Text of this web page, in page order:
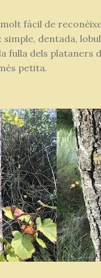
fàcil de
simple, dentada,
fulla dels plataners
petita.